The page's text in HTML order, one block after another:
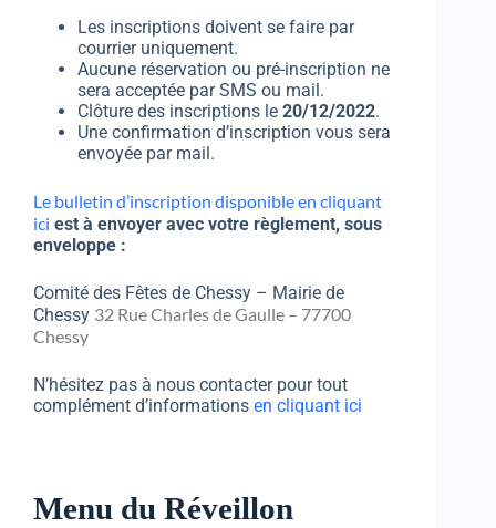
Les inscriptions doivent se faire par
courrier uniquement.
Aucune réservation ou pré-inscription ne
sera acceptée par SMS ou mail.
Clôture des inscriptions le 20/12/2022.
Une confirmation d’inscription vous sera
envoyée par mail.
Le bulletin d’inscription disponible en cliquant
ici est à envoyer avec votre règlement, sous
enveloppe :
Comité des Fêtes de Chessy – Mairie de
Chessy 32 Rue Charles de Gaulle – 77700
Chessy
N’hésitez pas à nous contacter pour tout
complément d’informations en cliquant ici
Menu du Réveillon